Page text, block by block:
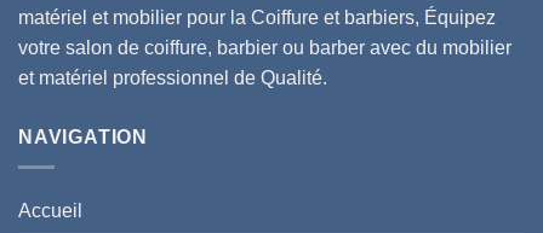
matériel et mobilier pour la Coiffure et barbiers, Équipez
votre salon de coiffure, barbier ou barber avec du mobilier
et matériel professionnel de Qualité.
NAVIGATION
Accueil